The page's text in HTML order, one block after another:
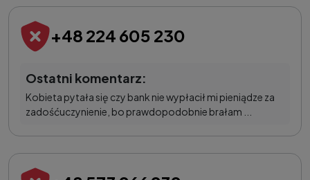
+48 224 605 230
Ostatni komentarz:
Kobieta pytała się czy bank nie wypłacił mi pieniądze za
zadośćuczynienie, bo prawdopodobnie brałam ...